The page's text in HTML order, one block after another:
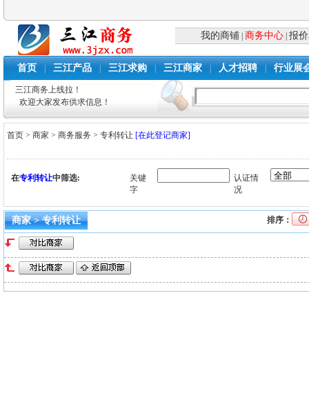
我的商铺 商务中心 |报
首页 三江产品 三江求购 三江商家 人才招聘 行业展
三江商务上线拉！
欢迎大家发布供求信息！
首页 >商家 >商务服务 >专利转让 [在此登记商家]
在专利转让中筛选:
关键
字
认证情
况
商家 > 专利转让 排序：